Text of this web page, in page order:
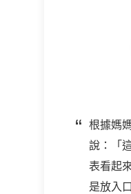
根據媽
說：「
表看起
是放入